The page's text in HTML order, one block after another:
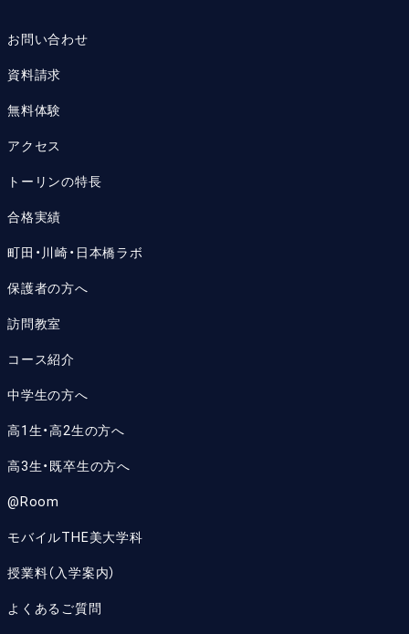
お問い合わせ
資料請求
無料体験
アクセス
トーリンの特長
合格実績
町田・川崎・日本橋ラボ
保護者の方へ
訪問教室
コース紹介
中学生の方へ
高1生・高2生の方へ
高3生・既卒生の方へ
@Room
モバイルTHE美大学科
授業料（入学案内）
よくあるご質問